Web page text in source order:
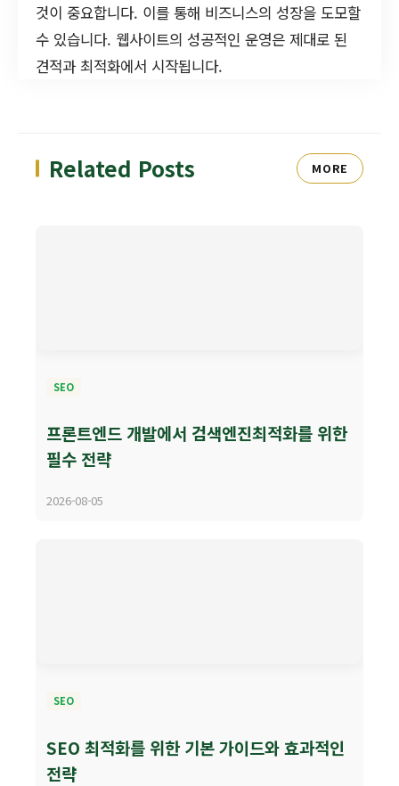
것이 중요합니다. 이를 통해 비즈니스의 성장을 도모할
수 있습니다. 웹사이트의 성공적인 운영은 제대로 된
견적과 최적화에서 시작됩니다.
Related Posts MORE
SEO
프론트엔드 개발에서 검색엔진최적화를 위한
필수 전략
2026-08-05
SEO
SEO 최적화를 위한 기본 가이드와 효과적인
전략